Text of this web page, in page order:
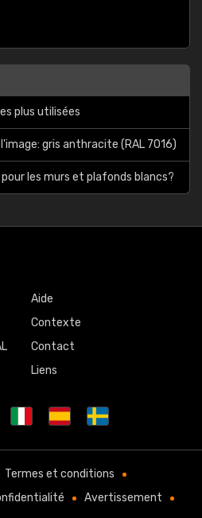
plus utilisées
gris anthracite (RAL 7016)
pour les murs et plafonds blancs?
Aide
Contexte
Contact
Liens
Termes et conditions
Avertissement